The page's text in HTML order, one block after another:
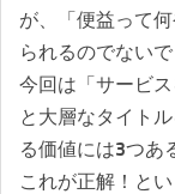
が、「便益って
られるのでないで
今回は「サービ
と大層なタイト
る価値には3つあ
これが正解！と